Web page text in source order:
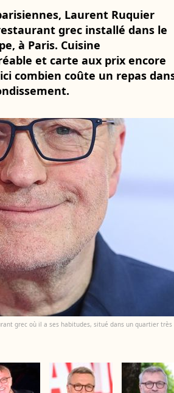
Laurent Ruquier
grec installé dans le
à Paris. Cuisine
et carte aux prix encore
combien coûte un repas
grec où il a ses habitudes, situé dans un quartier très